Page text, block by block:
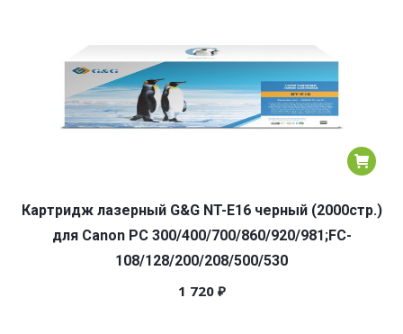
Картридж лазерный G&G NT-E16 черный (2000стр.)
для Canon PC 300/400/700/860/920/981;FC-
108/128/200/208/500/530
1 720 ₽